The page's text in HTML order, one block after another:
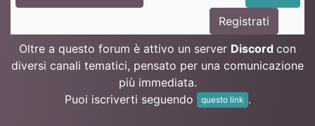
Registrati
Oltre a questo forum è attivo un server Discord con
diversi canali tematici, pensato per una comunicazione
più immediata.
Puoi iscriverti seguendo
questo link .